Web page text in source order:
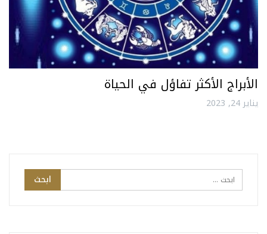
الأبراج الأكثر تفاؤل في الحياة
يناير 24, 2023